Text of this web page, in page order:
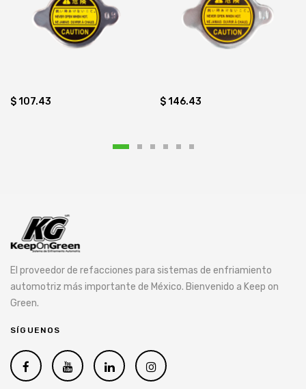
$ 107.43 $ 146.43
El proveedor de refacciones para sistemas de enfriamiento
automotriz más importante de México. Bienvenido a Keep on
Green.
SÍGUENOS